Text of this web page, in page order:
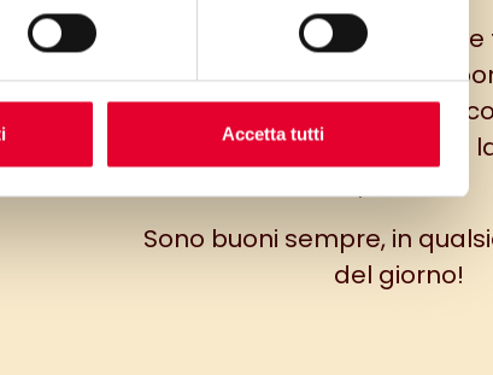
Accetta tutti
Può essere utilizzata
come fragole, ribes,
cioccolato insieme alla
(oppure in sostituzione se
Sono buoni sempre, in
del giorno!